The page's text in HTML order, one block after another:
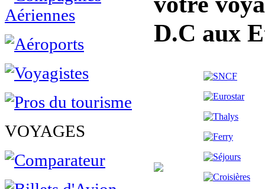
VOYAGES
D.C aux